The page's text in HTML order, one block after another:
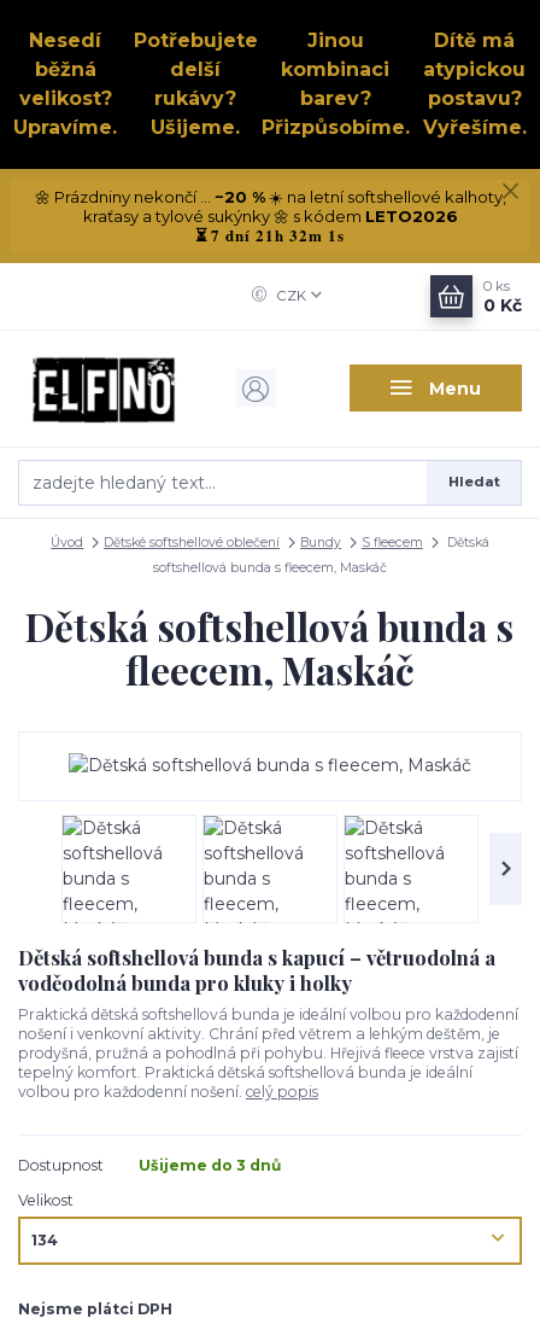
Nesedí
běžná
velikost?
Upravíme.
Potřebujete
delší
rukávy?
Ušijeme.
Jinou
kombinaci
barev?
Přizpůsobíme.
Dítě má
atypickou
postavu?
Vyřešíme.
🌼 Prázdniny nekončí ... −20 %☀️ na letní softshellové kalhoty,
kraťasy a tylové sukýnky 🌼 s kódem LETO2026
⏳7 dní 21h 32m 0s
Menu
CZK
Hledat
0 ks
0 Kč
Úvod Dětské softshellové oblečení Bundy S fleecem
Dětská
softshellová bunda s fleecem, Maskáč
Dětská softshellová bunda s
fleecem, Maskáč
Dětská softshellová bunda s kapucí – větruodolná a
voděodolná bunda pro kluky i holky
Praktická dětská softshellová bunda je ideální volbou pro každodenní
nošení i venkovní aktivity. Chrání před větrem a lehkým deštěm, je
prodyšná, pružná a pohodlná při pohybu. Hřejivá fleece vrstva zajistí
tepelný komfort. Praktická dětská softshellová bunda je ideální
volbou pro každodenní nošení. celý popis
Dostupnost
Ušijeme do 3 dnů
Velikost
Nejsme plátci DPH